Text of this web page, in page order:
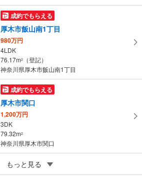
成約でもらえる
厚木市飯山南1丁目
980万円
4LDK
76.17m2
（登記）
神奈川県厚木市飯山南1丁目
成約でもらえる
厚木市関口
1,200万円
3DK
79.32m2
神奈川県厚木市関口
成約でもらえる
厚木市上依知
もっと見る